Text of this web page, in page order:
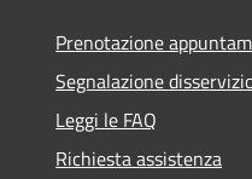
Prenotazione
Segnalazione
Leggi le FAQ
Richiesta assistenza